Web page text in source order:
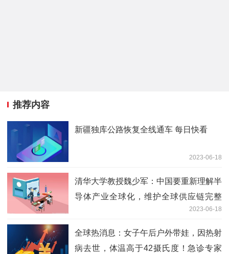
推荐内容
新疆独库公路恢复全线通车 每日快看
2023-06-18
清华大学教授魏少军：中国要重新理解半
导体产业全球化，维护全球供应链完整
2023-06-18
全球热消息：女子午后户外带娃，因热射
病去世，体温高于42摄氏度！急诊专家